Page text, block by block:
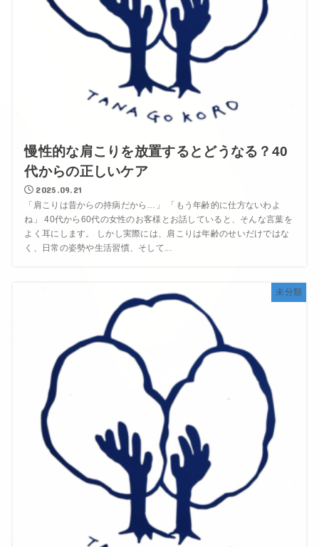
慢性的な肩こりを放置するとどうなる？40
代からの正しいケア
2025.09.21
「肩こりは昔からの持病だから…」 「もう年齢的に仕方ないわよ
ね」 40代から60代の女性のお客様とお話していると、そんな言葉を
よく耳にします。 しかし実際には、肩こりは年齢のせいだけではな
く、日常の姿勢や生活習慣、そして...
未分類